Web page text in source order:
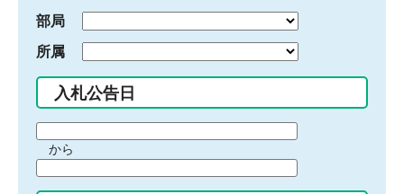
部局
所属
入札公告日
間
始
から
間